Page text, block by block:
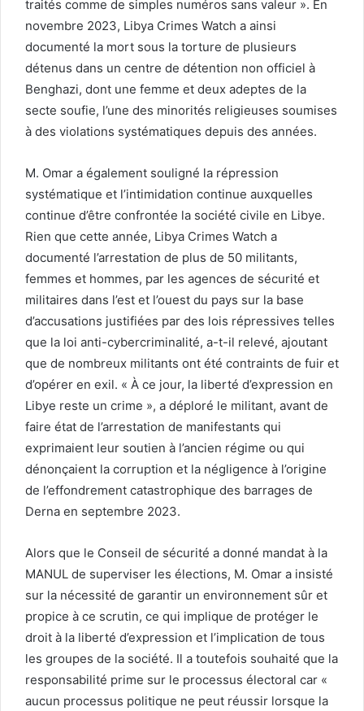
traités comme de simples numéros sans valeur ». En
novembre 2023, Libya Crimes Watch a ainsi
documenté la mort sous la torture de plusieurs
détenus dans un centre de détention non officiel à
Benghazi, dont une femme et deux adeptes de la
secte soufie, l’une des minorités religieuses soumises
à des violations systématiques depuis des années.
M. Omar a également souligné la répression
systématique et l’intimidation continue auxquelles
continue d’être confrontée la société civile en Libye.
Rien que cette année, Libya Crimes Watch a
documenté l’arrestation de plus de 50 militants,
femmes et hommes, par les agences de sécurité et
militaires dans l’est et l’ouest du pays sur la base
d’accusations justifiées par des lois répressives telles
que la loi anti-cybercriminalité, a-t-il relevé, ajoutant
que de nombreux militants ont été contraints de fuir et
d’opérer en exil. « À ce jour, la liberté d’expression en
Libye reste un crime », a déploré le militant, avant de
faire état de l’arrestation de manifestants qui
exprimaient leur soutien à l’ancien régime ou qui
dénonçaient la corruption et la négligence à l’origine
de l’effondrement catastrophique des barrages de
Derna en septembre 2023.
Alors que le Conseil de sécurité a donné mandat à la
MANUL de superviser les élections, M. Omar a insisté
sur la nécessité de garantir un environnement sûr et
propice à ce scrutin, ce qui implique de protéger le
droit à la liberté d’expression et l’implication de tous
les groupes de la société. Il a toutefois souhaité que la
responsabilité prime sur le processus électoral car «
aucun processus politique ne peut réussir lorsque la